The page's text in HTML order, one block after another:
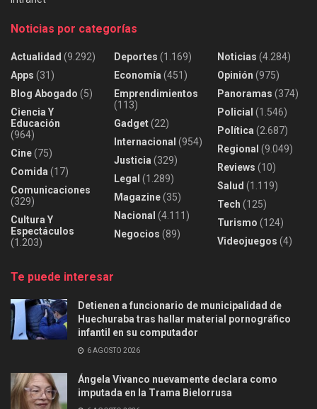
Noticias por categorías
Actualidad (9.292)
Apps (31)
Blog Abogado (5)
Ciencia Y
Educación
(964)
Cine(75)
Comida (17)
Comunicaciones
(329)
Cultura Y
Espectáculos
(1.203)
Deportes (1.169)
Economía (451)
Emprendimientos
(113)
Gadget(22)
Internacional (954)
Justicia (329)
Legal (1.289)
Magazine(35)
Nacional (4.111)
Negocios (89)
Noticias (4.284)
Opinión (975)
Panoramas (374)
Policial (1.546)
Política (2.687)
Regional (9.049)
Reviews (10)
Salud (1.119)
Tech (125)
Turismo (124)
Videojuegos (4)
Te puede interesar
Detienen a funcionario de municipalidad de
Huechuraba tras hallar material pornográfico
infantil en su computador
6 AGOSTO 2026
Ángela Vivanco nuevamente declara como
imputada en la Trama Bielorrusa